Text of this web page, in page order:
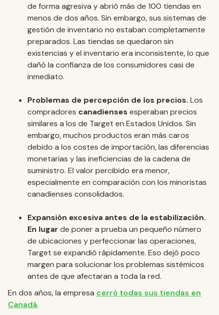
de forma agresiva y abrió más de 100 tiendas en
menos de dos años. Sin embargo, sus sistemas de
gestión de inventario no estaban completamente
preparados. Las tiendas se quedaron sin
existencias y el inventario era inconsistente, lo que
dañó la confianza de los consumidores casi de
inmediato.
Problemas de percepción de los precios. Los
compradores canadienses esperaban precios
similares a los de Target en Estados Unidos. Sin
embargo, muchos productos eran más caros
debido a los costes de importación, las diferencias
monetarias y las ineficiencias de la cadena de
suministro. El valor percibido era menor,
especialmente en comparación con los minoristas
canadienses consolidados.
Expansión excesiva antes de la estabilización.
En lugar de poner a prueba un pequeño número
de ubicaciones y perfeccionar las operaciones,
Target se expandió rápidamente. Eso dejó poco
margen para solucionar los problemas sistémicos
antes de que afectaran a toda la red.
En dos años, la empresa cerró todas sus tiendas en
Canadá.